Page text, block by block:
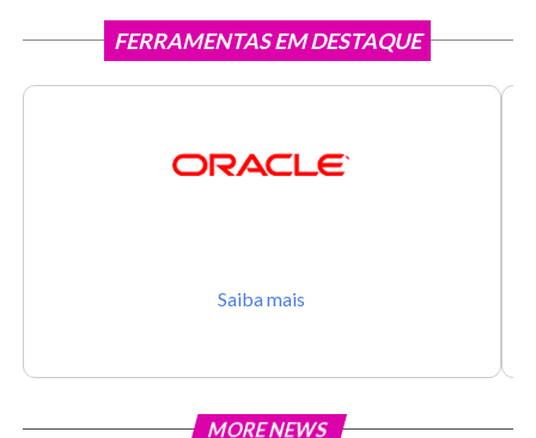
FERRAMENTAS EM DESTAQUE
Saiba mais
MORE NEWS